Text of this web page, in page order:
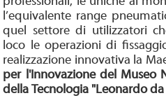
l’equivalente range
quel settore di utilizzatori
loco le operazioni di
realizzazione innovativa la
per l'Innovazione del Museo
della Tecnologia "Leonardo da